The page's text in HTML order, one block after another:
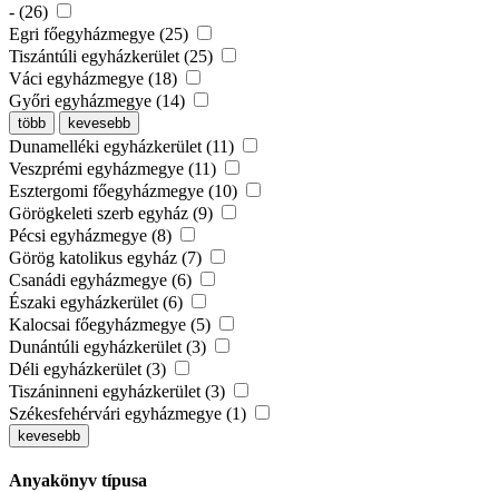
- (26)
Egri főegyházmegye (25)
Tiszántúli egyházkerület (25)
Váci egyházmegye (18)
Győri egyházmegye (14)
több kevesebb
Dunamelléki egyházkerület (11)
Veszprémi egyházmegye (11)
Esztergomi főegyházmegye (10)
Görögkeleti szerb egyház (9)
Pécsi egyházmegye (8)
Görög katolikus egyház (7)
Csanádi egyházmegye (6)
Északi egyházkerület (6)
Kalocsai főegyházmegye (5)
Dunántúli egyházkerület (3)
Déli egyházkerület (3)
Tiszáninneni egyházkerület (3)
Székesfehérvári egyházmegye (1)
kevesebb
Anyakönyv típusa